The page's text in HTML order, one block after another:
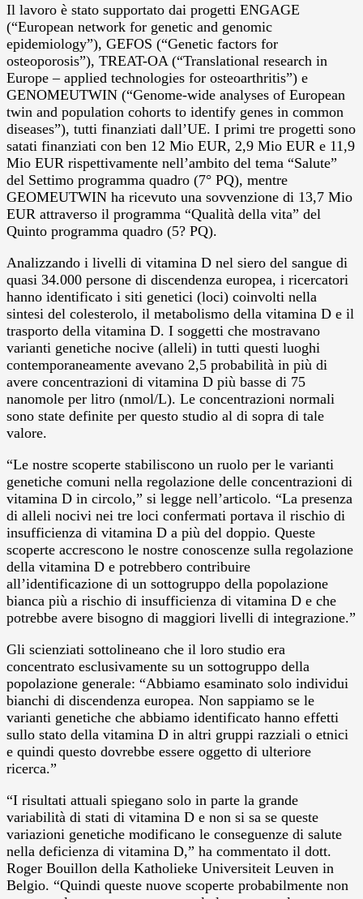
Il lavoro è stato supportato dai progetti ENGAGE
(“European network for genetic and genomic
epidemiology”), GEFOS (“Genetic factors for
osteoporosis”), TREAT-OA (“Translational research in
Europe – applied technologies for osteoarthritis”) e
GENOMEUTWIN (“Genome-wide analyses of European
twin and population cohorts to identify genes in common
diseases”), tutti finanziati dall’UE. I primi tre progetti sono
satati finanziati con ben 12 Mio EUR, 2,9 Mio EUR e 11,9
Mio EUR rispettivamente nell’ambito del tema “Salute”
del Settimo programma quadro (7° PQ), mentre
GEOMEUTWIN ha ricevuto una sovvenzione di 13,7 Mio
EUR attraverso il programma “Qualità della vita” del
Quinto programma quadro (5? PQ).
Analizzando i livelli di vitamina D nel siero del sangue di
quasi 34.000 persone di discendenza europea, i ricercatori
hanno identificato i siti genetici (loci) coinvolti nella
sintesi del colesterolo, il metabolismo della vitamina D e il
trasporto della vitamina D. I soggetti che mostravano
varianti genetiche nocive (alleli) in tutti questi luoghi
contemporaneamente avevano 2,5 probabilità in più di
avere concentrazioni di vitamina D più basse di 75
nanomole per litro (nmol/L). Le concentrazioni normali
sono state definite per questo studio al di sopra di tale
valore.
“Le nostre scoperte stabiliscono un ruolo per le varianti
genetiche comuni nella regolazione delle concentrazioni di
vitamina D in circolo,” si legge nell’articolo. “La presenza
di alleli nocivi nei tre loci confermati portava il rischio di
insufficienza di vitamina D a più del doppio. Queste
scoperte accrescono le nostre conoscenze sulla regolazione
della vitamina D e potrebbero contribuire
all’identificazione di un sottogruppo della popolazione
bianca più a rischio di insufficienza di vitamina D e che
potrebbe avere bisogno di maggiori livelli di integrazione.”
Gli scienziati sottolineano che il loro studio era
concentrato esclusivamente su un sottogruppo della
popolazione generale: “Abbiamo esaminato solo individui
bianchi di discendenza europea. Non sappiamo se le
varianti genetiche che abbiamo identificato hanno effetti
sullo stato della vitamina D in altri gruppi razziali o etnici
e quindi questo dovrebbe essere oggetto di ulteriore
ricerca.”
“I risultati attuali spiegano solo in parte la grande
variabilità di stati di vitamina D e non si sa se queste
variazioni genetiche modificano le conseguenze di salute
nella deficienza di vitamina D,” ha commentato il dott.
Roger Bouillon della Katholieke Universiteit Leuven in
Belgio. “Quindi queste nuove scoperte probabilmente non